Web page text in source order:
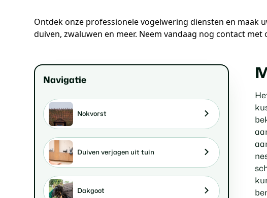
Ontdek onze professionele vogelwering diensten en maak
duiven, zwaluwen en meer. Neem vandaag nog contact met
Navigatie
Nokvorst
Duiven verjagen uit tuin
Dakgoot